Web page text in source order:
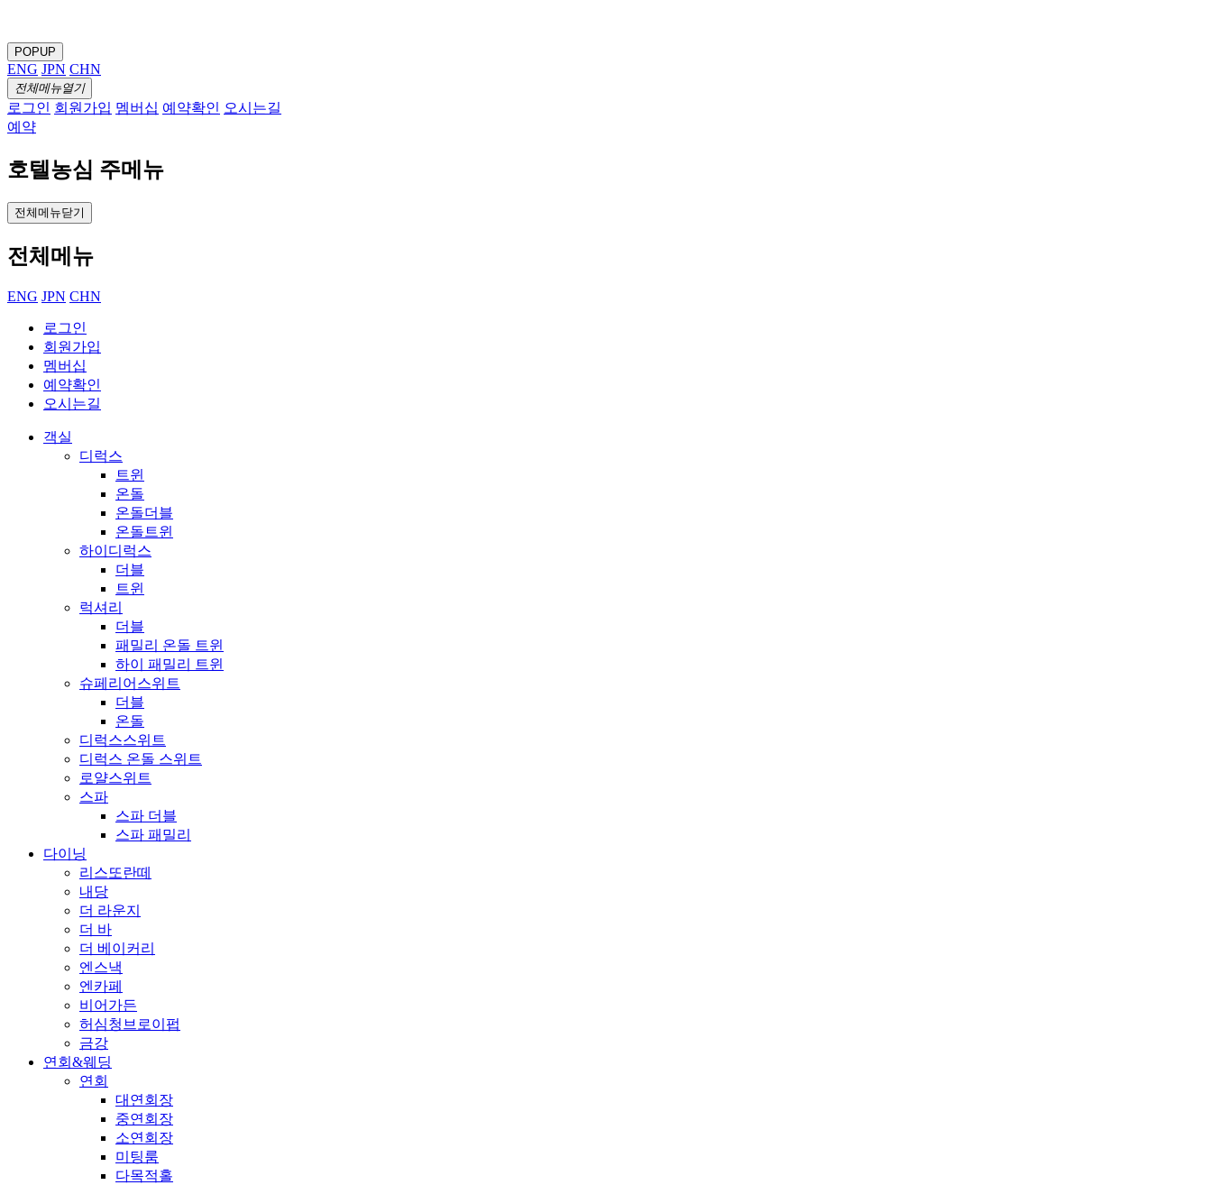
POPUP
ENG JPN CHN
전체메뉴열기
로그인 회원가입 멤버십 예약확인 오시는길
예약
호텔농심 주메뉴
전체메뉴닫기
전체메뉴
ENG JPN CHN
로그인
회원가입
멤버십
예약확인
오시는길
객실
디럭스
트윈
온돌
온돌더블
온돌트윈
하이디럭스
더블
트윈
럭셔리
더블
패밀리 온돌 트윈
하이 패밀리 트윈
슈페리어스위트
더블
온돌
디럭스스위트
디럭스 온돌 스위트
로얄스위트
스파
스파 더블
스파 패밀리
다이닝
리스또란떼
내당
더 라운지
더 바
더 베이커리
엔스낵
엔카페
비어가든
허심청브로이펍
금강
연회&웨딩
연회
대연회장
중연회장
소연회장
미팅룸
다목적홀